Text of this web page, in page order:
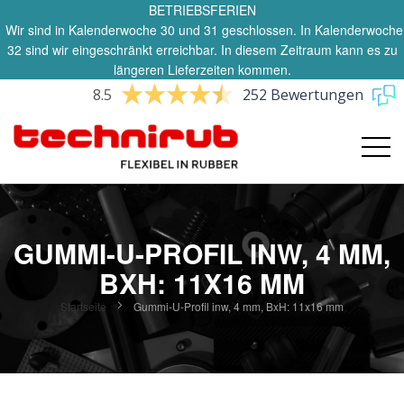
BETRIEBSFERIEN
Wir sind in Kalenderwoche 30 und 31 geschlossen. In Kalenderwoche
32 sind wir eingeschränkt erreichbar. In diesem Zeitraum kann es zu
längeren Lieferzeiten kommen.
8.5 252 Bewertungen
GUMMI-U-PROFIL INW, 4 MM,
BXH: 11X16 MM
Startseite Gummi-U-Profil inw, 4 mm, BxH: 11x16 mm